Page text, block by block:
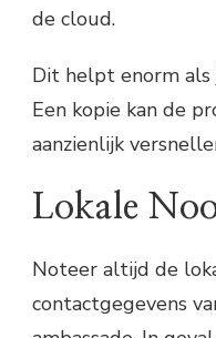
de cloud.
Dit helpt enorm
Een kopie kan de
aanzienlijk
Lokale
Noteer altijd de
contactgegevens